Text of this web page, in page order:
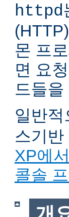
httpd
몬 프
면 요
드들을
일반적
스기반
XP에
콜솔